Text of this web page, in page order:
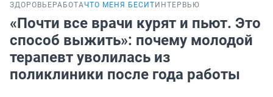
ЗДОРОВЬЕ РАБОТАЧТО МЕНЯ БЕСИТ ИНТЕРВЬЮ
«Почти все врачи курят и пьют. Это
способ выжить»: почему молодой
терапевт уволилась из
поликлиники после года работы